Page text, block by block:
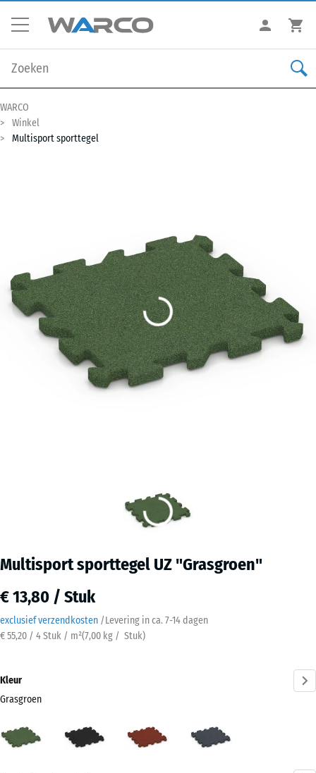
WARCO
Winkel
Multisport sporttegel
Multisport sporttegel UZ "Grasgroen"
€ 13,80 / Stuk
exclusief verzendkosten /Levering in ca. 7-14 dagen
€ 55,20 / 4 Stuk / m²(7,00 kg / Stuk)
Kleur
Grasgroen
Grasgroen
(active)
Baksteenrood